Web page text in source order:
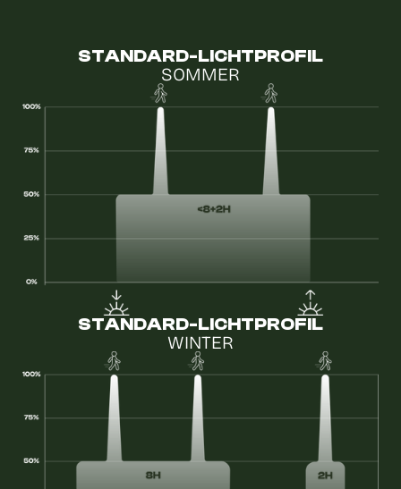
STANDARD-LICHTPROFIL
SOMMER
STANDARD-LICHTPROFIL
WINTER